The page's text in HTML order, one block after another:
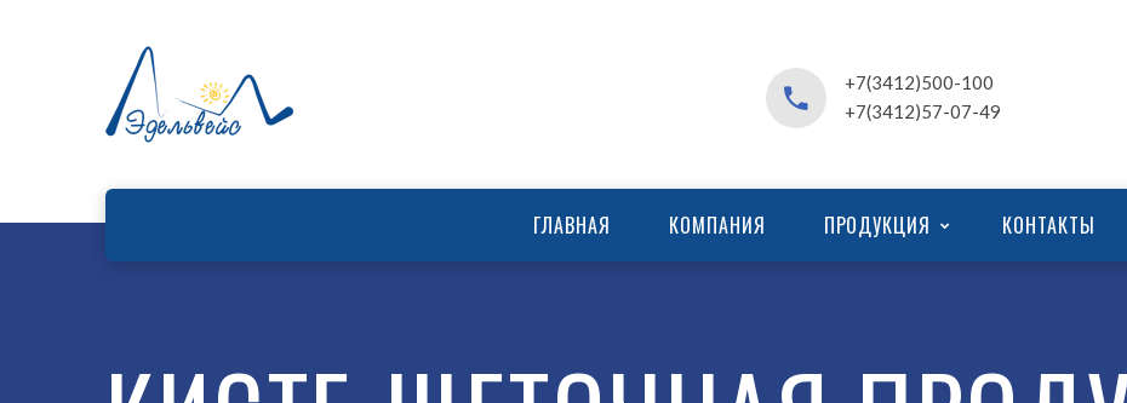
+7(3412)500-100
+7(3412)57-07-49
ГЛАВНАЯ КОМПАНИЯ ПРОДУКЦИЯ КОНТАКТЫ